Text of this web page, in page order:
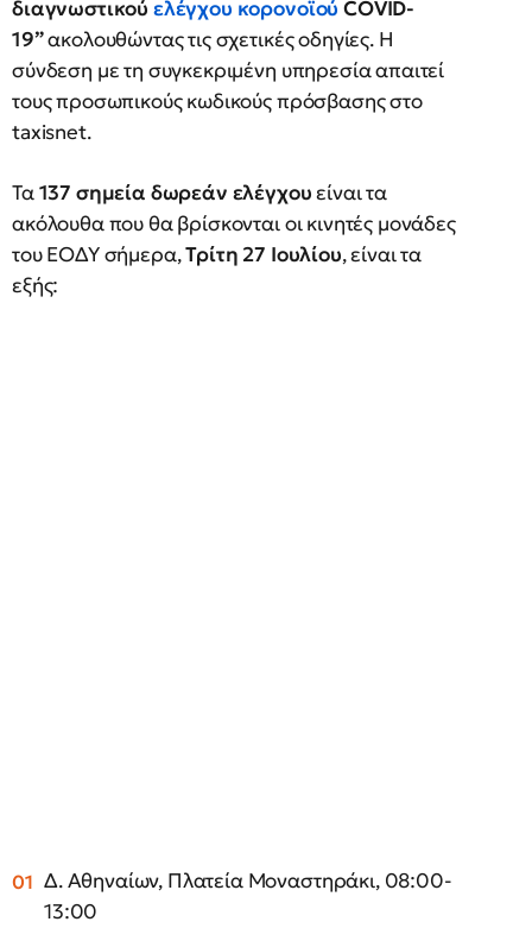
διαγνωστικού ελέγχου κορονοϊού COVID-
19”ακολουθώντας τις σχετικές οδηγίες. Η
σύνδεση με τη συγκεκριμένη υπηρεσία απαιτεί
τους προσωπικούς κωδικούς πρόσβασης στο
taxisnet.
Τα137 σημεία δωρεάν ελέγχουείναι τα
ακόλουθα που θα βρίσκονται οι κινητές μονάδες
του ΕΟΔΥ σήμερα,Τρίτη 27 Ιουλίου, είναι τα
εξής:
Δ. Αθηναίων, Πλατεία Μοναστηράκι, 08:00-
13:00